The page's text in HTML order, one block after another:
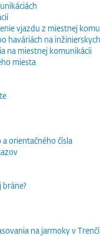
vjazdu z miestnej
haváriách na
na miestnej komunikácii
miesta
orientačného čísla
bráne?
na jarmoky v